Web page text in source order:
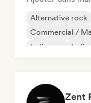
Alternative rock
Commercial /
Indie pop
Indie
Zent